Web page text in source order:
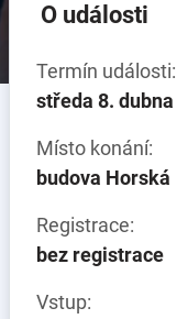
O události
Termín události:
středa 8.
Místo konání:
budova Horská
Registrace:
bez registrace
Vstup: